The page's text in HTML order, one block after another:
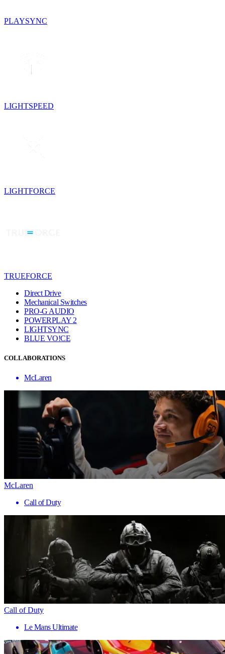
PLAYSYNC
LIGHTSPEED
LIGHTFORCE
TRUEFORCE
Direct Drive
Mechanical Switches
PRO-G AUDIO
POWERPLAY 2
LIGHTSYNC
BLUE VO!CE
COLLABORATIONS
McLaren
McLaren
Call of Duty
Call of Duty
Le Mans Ultimate